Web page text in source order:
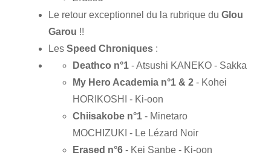
Le retour exceptionnel du la rubrique du Glou
Garou !!
Les Speed Chroniques :
Deathco n°1 - Atsushi KANEKO - Sakka
My Hero Academia n°1 & 2 - Kohei
HORIKOSHI - Ki-oon
Chiisakobe n°1 - Minetaro
MOCHIZUKI - Le Lézard Noir
Erased n°6 - Kei Sanbe - Ki-oon